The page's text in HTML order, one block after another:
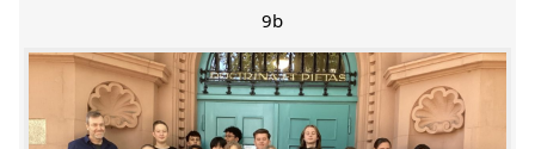
9b